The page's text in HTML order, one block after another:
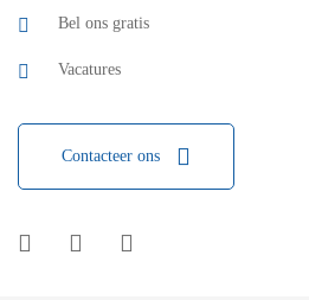
Bel ons gratis
Vacatures
Contacteer ons